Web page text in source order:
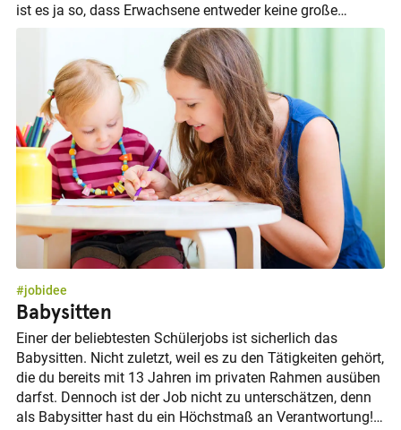
ist es ja so, dass Erwachsene entweder keine große
Ahnung von ihrem Computer oder Handy haben oder
einfach keine Nerven oder keine Zeit, sich darum zu
kümmern. Oder sie trauen sich nicht, weil sie befürchten,
etwas kaputt zu machen.
#jobidee
Babysitten
Einer der beliebtesten Schülerjobs ist sicherlich das
Babysitten. Nicht zuletzt, weil es zu den Tätigkeiten gehört,
die du bereits mit 13 Jahren im privaten Rahmen ausüben
darfst. Dennoch ist der Job nicht zu unterschätzen, denn
als Babysitter hast du ein Höchstmaß an Verantwortung!